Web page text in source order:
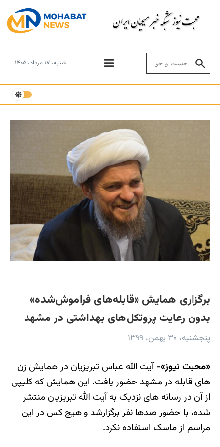
شنبه، ۱۷ مرداد، ۱۴۰۵
برگزاری همایش «قابله‌های فراموش‌شده»
بدون رعایت پروتکل‌های بهداشتی در مشهد
پنجشنبه، ۳۰ بهمن، ۱۳۹۹
«محبت نیوز»-آیت الله عباس تبریزیان در همایش زن
های قابله در مشهد حضور یافت. این همایش که کلیپی
از آن در رسانه های نزدیک به آیت الله تبریزیان منتشر
شده، با حضور صدها نفر برگزارشد و هیچ کس در این
مراسم از ماسک استفاده نکرد.